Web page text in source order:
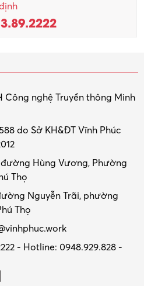
Công nghệ Truyền thông Minh
do Sở KH&ĐT Vĩnh Phúc
Hùng Vương, Phường
Thọ
Nguyễn Trãi, phường
Thọ
- Hotline: 0948.929.828 -